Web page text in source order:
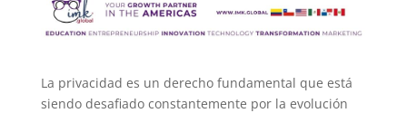
La privacidad es un derecho fundamental que está
siendo desafiado constantemente por la evolución